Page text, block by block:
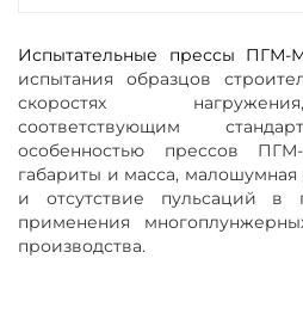
Испытательные прессы ПГМ-
испытания образцов
скоростях
соответствующим
особенностью прессов
габариты и масса, малошумная
и отсутствие пульсаций в
применения
производства.